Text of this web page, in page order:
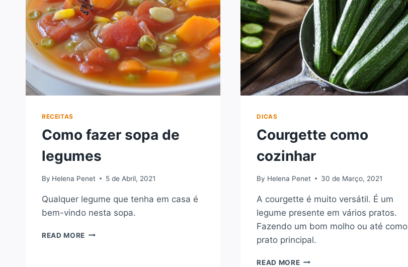
RECEITAS
Como fazer sopa de
legumes
By Helena Penet 5 de Abril, 2021
Qualquer legume que tenha em casa é
bem-vindo nesta sopa.
READ MORE COMO
DICAS
Courgette como
cozinhar
By Helena Penet 30 de Março, 2021
A courgette é muito versátil. É um
legume presente em vários pratos.
Fazendo um bom molho ou até como
prato principal.
READ MORECOURGETTE